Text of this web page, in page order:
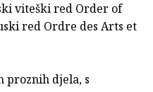
viteški red Order of
red Ordre des Arts et
proznih djela, s